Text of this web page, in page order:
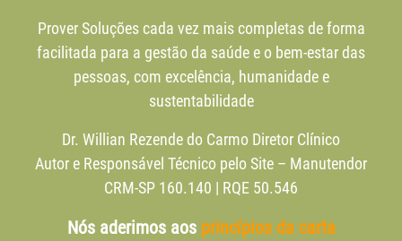
Prover Soluções cada vez mais completas de forma
facilitada para a gestão da saúde e o bem-estar das
pessoas, com excelência, humanidade e
sustentabilidade
Dr. Willian Rezende do Carmo Diretor Clínico
Autor e Responsável Técnico pelo Site – Manutendor
CRM-SP 160.140 | RQE 50.546
Nós aderimos aos princípios da carta